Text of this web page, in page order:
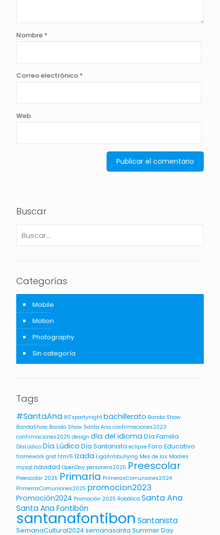
Nombre *
Correo electrónico *
Web
Buscar
Categorías
Mobile
Motion
Photography
Sin categoría
Tags
#SantaAna 80'spartynight bachillerato Banda Show
BandaShow Banda Show Santa Ana confirmaciones2023
confirmaciones2025 design día del idioma Día Familia
DíaLúdico Día Lúdico Día Santanista eclipse Foro Educativo
framework grid html5 Izada LigaAntibullying Mes de las Madres
mysql navidad OpenDay personera2025 Preescolar
Preescolar 2025 Primaria PrimerasComuniones2024
PrimerasComuniones2025 promocion2023
Promoción2024 Promoción 2025 Robótica Santa Ana
Santa Ana Fontibón
santanafontibon Santanista
SemanaCultural2024semanasanta Summer Day